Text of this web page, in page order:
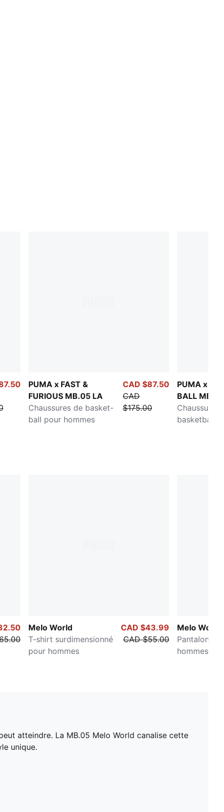
PUMA x FAST &
FURIOUS MB.05 LA
Chaussures de basket-
ball pour hommes
CAD $87.50
CAD
$175.00
PUMA x
BALL
Tour
Chaussures
basketball
Melo World
T-shirt surdimensionné
pour hommes
CAD $43.99
CAD $55.00
Melo World
Pantalon
hommes
atteindre. La MB.05 Melo World canalise cette
unique.